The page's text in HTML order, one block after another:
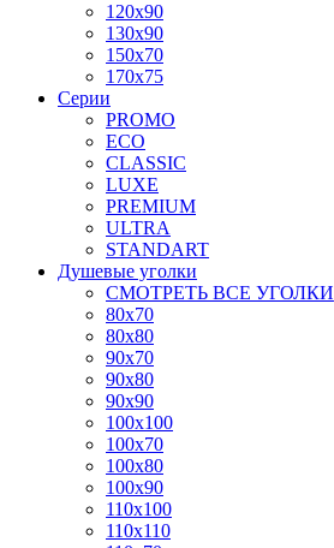
120x90
130x90
150x70
170x75
Серии
PROMO
ECO
CLASSIC
LUXE
PREMIUM
ULTRA
STANDART
Душевые уголки
СМОТРЕТЬ ВСЕ УГОЛКИ
80x70
80x80
90x70
90x80
90x90
100x100
100x70
100x80
100x90
110x100
110x110